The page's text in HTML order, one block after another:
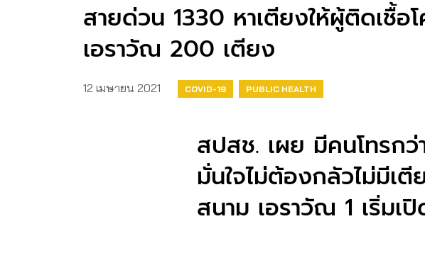
สายด่วน 1330 หาเตียงให้ผู้ติดเชื้
เอราวัณ​ 200 เตียง​
12 เมษายน 2021 COVID-19 PUBLIC HEALTH
สปสช.​ เผย มีคนโทรก
มั่นใจไม่ต้องกลัวไม่มีเ
สนาม เอราวัณ 1 เริ่มเ